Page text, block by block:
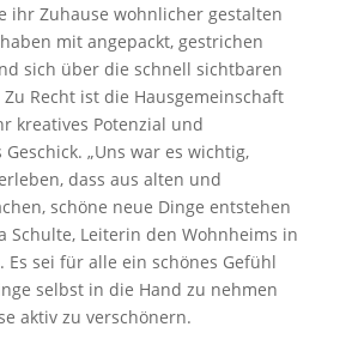
ihr Zuhause wohnlicher gestalten
mit angepackt, gestrichen
sich über die schnell sichtbaren
Recht ist die Hausgemeinschaft
kreatives Potenzial und
„Uns war es wichtig,
dass aus alten und
schöne neue Dinge entstehen
Schulte, Leiterin den Wohnheims in
Es sei für alle ein schönes Gefühl
selbst in die Hand zu nehmen
aktiv zu verschönern.